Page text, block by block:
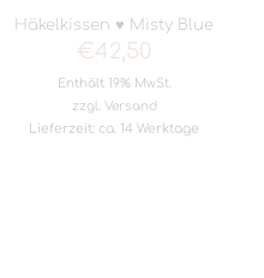
Häkelkissen ♥ Misty Blue
€42,50
Enthält 19% MwSt.
zzgl. Versand
Lieferzeit: ca. 14 Werktage